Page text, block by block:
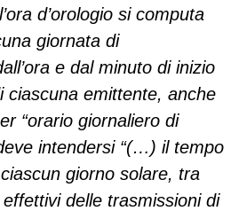
d’orologio si computa
giornata di
e dal minuto di inizio
ciascuna emittente, anche
“orario giornaliero di
intendersi “(…) il tempo
giorno solare, tra
effettivi delle trasmissioni di